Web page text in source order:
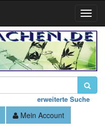
erweiterte Suche
Mein Account
Toggle